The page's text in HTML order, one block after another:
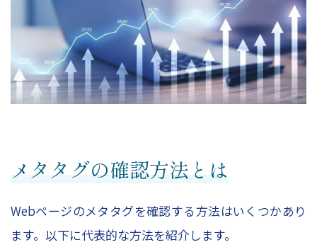
メタタグの確認方法とは
Webページのメタタグを確認する方法はいくつかあり
ます。以下に代表的な方法を紹介します。